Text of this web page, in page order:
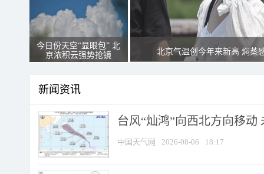
今日份天空“显眼包” 北
京浓积云强势抢镜
北京气温创今年来新高 焖蒸
新闻资讯
台风“灿鸿”向西北方向移动
中国天气网 2026-08-06 18:17